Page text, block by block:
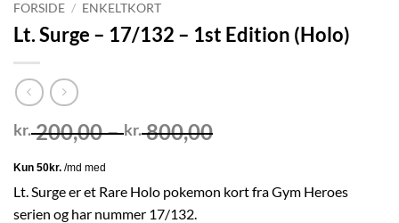
FORSIDE / ENKELTKORT
Lt. Surge – 17/132 – 1st Edition (Holo)
kr.200,00– kr.800,00Prisinterval:
kr. 800,00
Lt. Surge er et Rare Holo pokemon kort fra Gym Heroes
serien og har nummer 17/132.